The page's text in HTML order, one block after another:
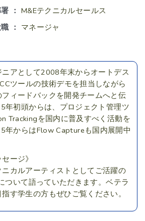
： M&Eテクニカルセールス
： マネージャ
アとして2008年末からオートデス
ツールの技術デモを担当しながら
ィードバックを開発チームへと伝
年初頭からは、プロジェクト管理ツ
Trackingを国内に普及すべく活動を
年からはFlow Captureも国内展開中
ージ》
カルアーティストとしてご活躍の
ついて語っていただきます。ベテラ
す学生の方もぜひご覧ください。